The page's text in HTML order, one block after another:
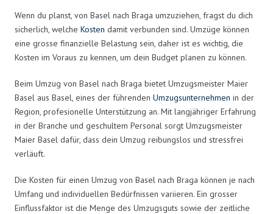
Wenn du planst, von Basel nach Braga umzuziehen, fragst du dich
sicherlich, welche Kosten damit verbunden sind. Umzüge können
eine grosse finanzielle Belastung sein, daher ist es wichtig, die
Kosten im Voraus zu kennen, um dein Budget planen zu können.
Beim Umzug von Basel nach Braga bietet Umzugsmeister Maier
Basel aus Basel, eines der führenden Umzugsunternehmen in der
Region, profesionelle Unterstützung an. Mit langjähriger Erfahrung
in der Branche und geschultem Personal sorgt Umzugsmeister
Maier Basel dafür, dass dein Umzug reibungslos und stressfrei
verläuft.
Die Kosten für einen Umzug von Basel nach Braga können je nach
Umfang und individuellen Bedürfnissen variieren. Ein grosser
Einflussfaktor ist die Menge des Umzugsguts sowie der zeitliche